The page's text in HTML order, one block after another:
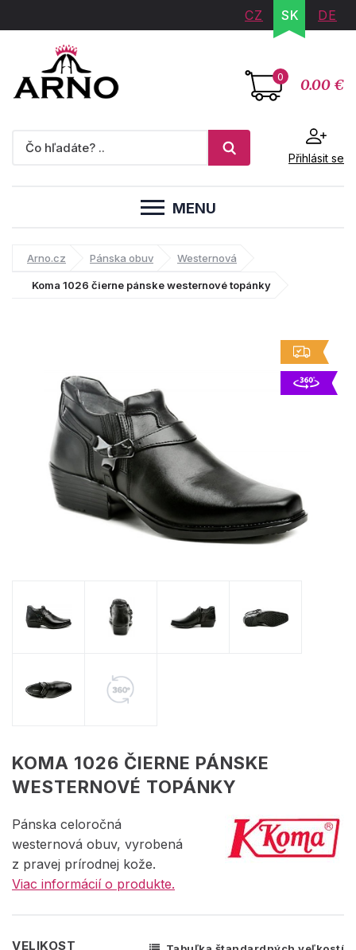
CZ SK DE
0 0.00 €
Přihlásit se
MENU
Arno.cz Pánska obuv Westernová
Koma 1026 čierne pánske westernové topánky
KOMA 1026 ČIERNE PÁNSKE
WESTERNOVÉ TOPÁNKY
Pánska celoročná
westernová obuv, vyrobená
z pravej prírodnej kože.
Viac informácií o produkte.
VELIKOST